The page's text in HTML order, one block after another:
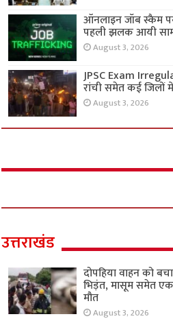
ऑनलाइन जॉब स्कैम
पहली झलक आयी
August 3, 2026
JPSC Exam
रांची समेत कई जिलों
August 3, 2026
उत्तराखंड
दोपहिया वाहन को
भिड़ंत, मासूम समेत एक
मौत
August 3, 2026